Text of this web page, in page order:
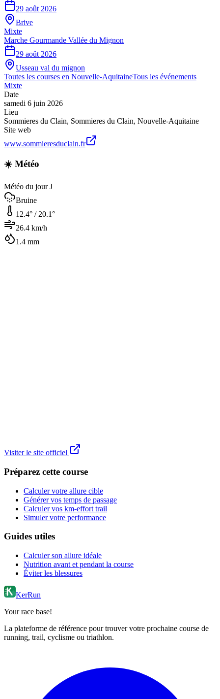
29 août 2026
Brive
Mixte
Marche Gourmande Vallée du Mignon
29 août 2026
Usseau val du mignon
Toutes les courses en Nouvelle-AquitaineTous les événements
Mixte
Date
samedi 6 juin 2026
Lieu
Sommieres du Clain, Sommieres du Clain, Nouvelle-Aquitaine
Site web
www.sommieresduclain.fr
☀️ Météo
Météo du jour J
Bruine
12.4° / 20.1°
26.4 km/h
1.4 mm
Visiter le site officiel
Préparez cette course
Calculer votre allure cible
Générer vos temps de passage
Calculer vos km-effort trail
Simuler votre performance
Guides utiles
Calculer son allure idéale
Nutrition avant et pendant la course
Éviter les blessures
KerRun
Your race base!
La plateforme de référence pour trouver votre prochaine course de
running, trail, cyclisme ou triathlon.